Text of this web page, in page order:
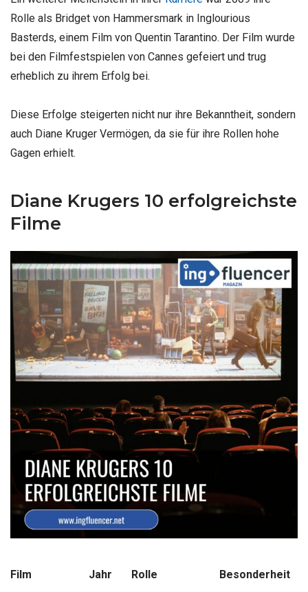
Rolle als Bridget von Hammersmark in Inglourious
Basterds, einem Film von Quentin Tarantino. Der Film wurde
bei den Filmfestspielen von Cannes gefeiert und trug
erheblich zu ihrem Erfolg bei.
Diese Erfolge steigerten nicht nur ihre Bekanntheit, sondern
auch Diane Kruger Vermögen, da sie für ihre Rollen hohe
Gagen erhielt.
Diane Krugers 10 erfolgreichste
Filme
Film Jahr Rolle Besonderheit